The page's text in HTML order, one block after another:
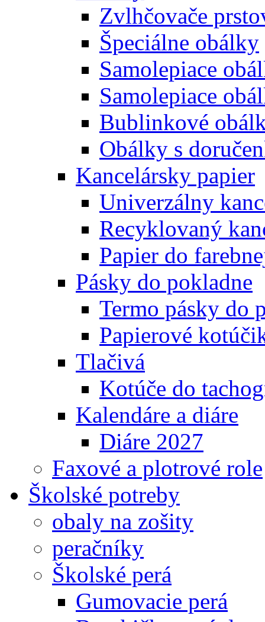
Zvlhčovače
Špeciálne obálky
Samolepiace
Samolepiace
Bublinkové
Obálky s
Kancelársky papier
Univerzálny
Recyklovaný
Papier do
Pásky do pokladne
Termo pásky do
Papierové
Tlačivá
Kotúče do
Kalendáre a diáre
Diáre 2027
Faxové a plotrové role
Školské potreby
obaly na zošity
peračníky
Školské perá
Gumovacie perá